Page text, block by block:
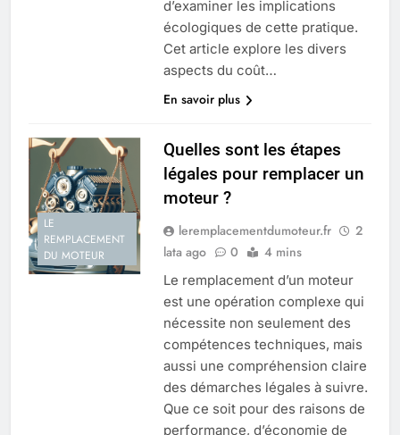
d’examiner les implications
écologiques de cette pratique.
Cet article explore les divers
aspects du coût…
En savoir plus
LE
REMPLACEMENT
DU MOTEUR
Quelles sont les étapes
légales pour remplacer un
moteur ?
leremplacementdumoteur.fr
2
lata ago
0 4 mins
Le remplacement d’un moteur
est une opération complexe qui
nécessite non seulement des
compétences techniques, mais
aussi une compréhension claire
des démarches légales à suivre.
Que ce soit pour des raisons de
performance, d’économie de